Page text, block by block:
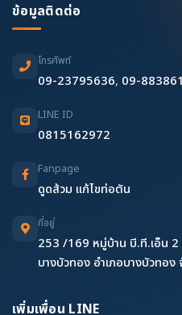
ข้อมูลติดต่อ
โทรศัพท์
09-23795636, 09-
LINE ID
0815162972
Fanpage
ดูดส้วม แก้ไขท่อตัน
ที่อยู่
253 /169 หมู่บ้าน บี.ที.เอ็น
บางบัวทอง อำเภอบางบัวทอ
เพิ่มเพื่อน LINE